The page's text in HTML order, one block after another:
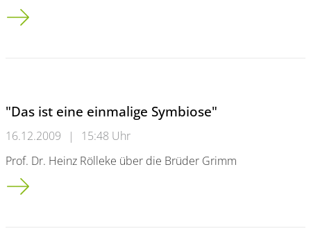
Archäologie-Professor gräbt in Jordanien und Israel
"Das ist eine einmalige Symbiose"
16.12.2009 |
15:48 Uhr
Prof. Dr. Heinz Rölleke über die Brüder Grimm
"Das ist eine einmalige Symbiose"